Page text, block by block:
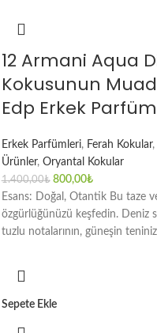
12 Armani Aqua
Kokusunun
Edp Erkek
Erkek Parfümleri, Ferah Kokular,
Ürünler, Oryantal Kokular
1.400,00₺ 800,00₺
Esans: Doğal, Otantik Bu taze
özgürlüğünüzü keşfedin. Deniz
tuzlu notalarının, güneşin
Sepete Ekle